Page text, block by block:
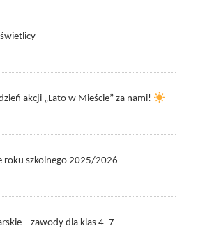
akcji „Lato w Mieście” za nami!
roku szkolnego 2025/2026
– zawody dla klas 4–7